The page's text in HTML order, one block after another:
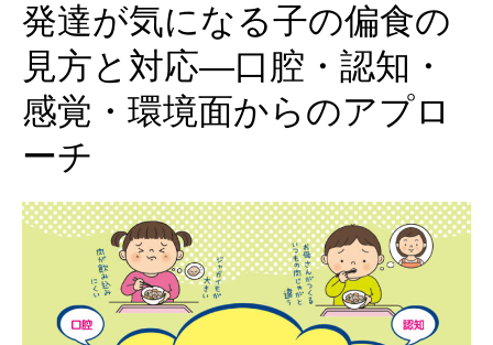
発達が気になる子の偏食の
見方と対応―口腔・認知・
感覚・環境面からのアプロ
ーチ